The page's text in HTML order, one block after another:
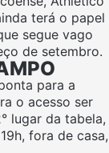
terá o papel
segue vago
de setembro.
para a
o acesso ser
lugar da tabela,
fora de casa,